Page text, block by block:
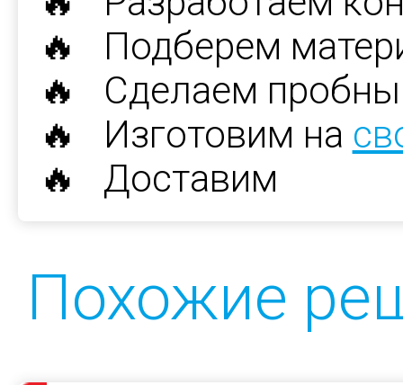
🔥 Подберем
🔥 Сделаем
🔥 Изготовим на
🔥 Доставим
Похожие